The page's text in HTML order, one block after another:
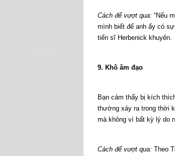
Cách để vượt qua: “Nếu
mình biết để anh ấy có
tiến sĩ Herbenick khuyên.
9. Khô âm đạo
Bạn cảm thấy bị kích
thường xảy ra trong thời
mà không vì bất kỳ lý do
Cách để vượt qua: Theo